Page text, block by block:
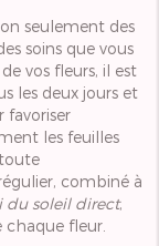
seulement des
soins que vous
vos fleurs, il est
les deux jours et
favoriser
les feuilles
combiné à
du soleil direct,
fleur.